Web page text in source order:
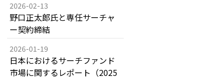
2026-02-13
野口正太郎氏と専任サーチャ
ー契約締結
2026-01-19
日本におけるサーチファンド
市場に関するレポート（2025